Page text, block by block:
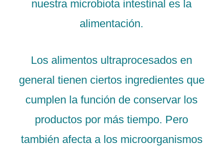
nuestra microbiota intestinal es la
alimentación.
Los alimentos ultraprocesados en
general tienen ciertos ingredientes que
cumplen la función de conservar los
productos por más tiempo. Pero
también afecta a los microorganismos